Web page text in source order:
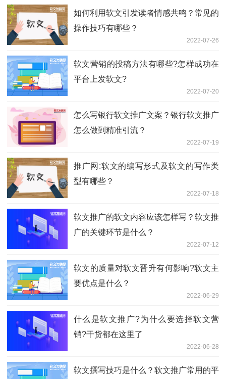
如何利用软文引发读者情感共鸣？常见的
操作技巧有哪些？
2022-07-26
软文营销的投稿方法有哪些?怎样成功在
平台上发软文?
2022-07-20
怎么写银行软文推广文案？银行软文推广
怎么做到精准引流？
2022-07-19
推广网:软文的编写形式及软文的写作类
型有哪些？
2022-07-18
软文推广的软文内容应该怎样写？软文推
广的关键环节是什么？
2022-07-12
软文的质量对软文晋升有何影响?软文主
要优点是什么？
2022-06-29
什么是软文推广?为什么要选择软文营
销?干货都在这里了
2022-06-28
软文撰写技巧是什么？软文推广常用的平